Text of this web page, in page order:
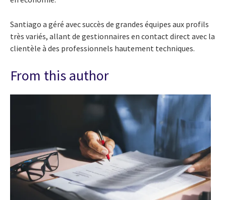
Santiago a géré avec succès de grandes équipes aux profils
très variés, allant de gestionnaires en contact direct avec la
clientèle à des professionnels hautement techniques.
From this author